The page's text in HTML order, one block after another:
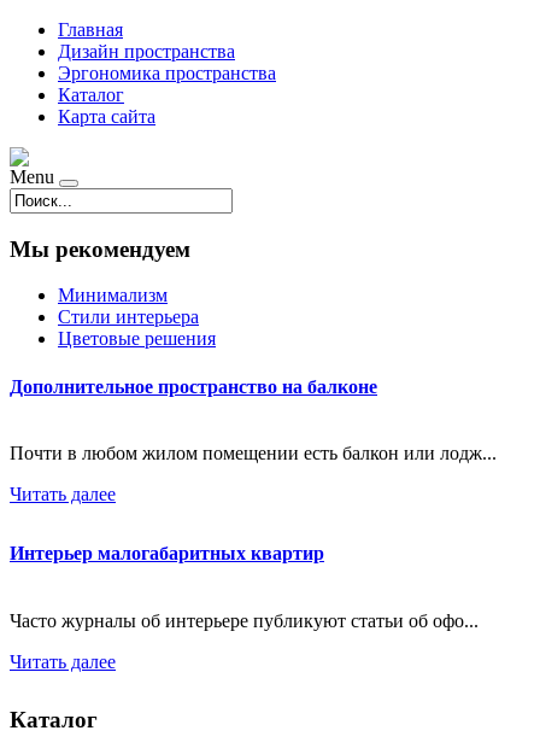
Главная
Дизайн пространства
Эргономика пространства
Каталог
Карта сайта
Menu
Мы рекомендуем
Минимализм
Стили интерьера
Цветовые решения
Дополнительное пространство на балконе
Почти в любом жилом помещении есть балкон или лодж...
Читать далее
Интерьер малогабаритных квартир
Часто журналы об интерьере публикуют статьи об офо...
Читать далее
Каталог